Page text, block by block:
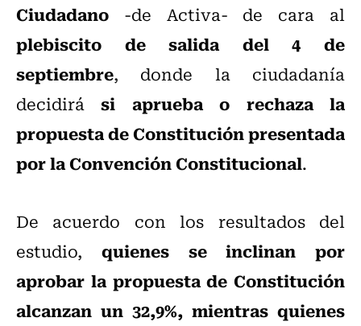
Ciudadano -de Activa- de cara al
plebiscito de salida del 4 de
septiembre, donde la ciudadanía
decidirási aprueba o rechaza la
propuesta de Constitución presentada
por la Convención Constitucional.
De acuerdo con los resultados del
estudio, quienes se inclinan por
aprobar la propuesta de Constitución
alcanzan un 32,9%, mientras quienes